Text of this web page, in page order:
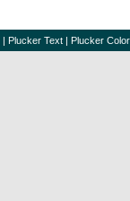
| Plucker Text | Plucker Color